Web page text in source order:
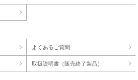
よくあるご質問
取扱説明書（販売終了製品）